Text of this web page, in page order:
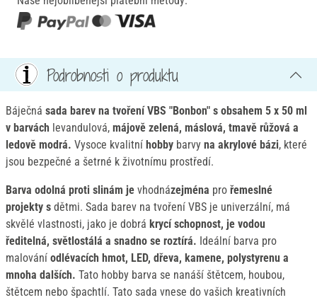
Podrobnosti o produktu
Báječná sada barev na tvoření VBS "Bonbon" s obsahem 5 x 50 ml
v barvách levandulová, májově zelená, máslová, tmavě růžová a
ledově modrá. Vysoce kvalitní hobby barvy na akrylové bázi, které
jsou bezpečné a šetrné k životnímu prostředí.
Barva odolná proti slinám je vhodnázejména pro řemeslné
projekty s dětmi. Sada barev na tvoření VBS je univerzální, má
skvělé vlastnosti, jako je dobrá krycí schopnost, je vodou
ředitelná, světlostálá a snadno se roztírá. Ideální barva pro
malování odlévacích hmot, LED, dřeva, kamene, polystyrenu a
mnoha dalších. Tato hobby barva se nanáší štětcem, houbou,
štětcem nebo špachtlí. Tato sada vnese do vašich kreativních